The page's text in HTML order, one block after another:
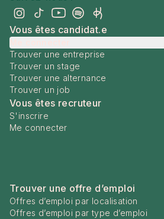
Vous êtes candidat.e
Trouver une entreprise
Trouver un stage
Trouver une alternance
Trouver un job
Vous êtes recruteur
S'inscrire
Me connecter
Trouver une offre d’emploi
Offres d’emploi par localisation
Offres d’emploi par type d’emploi